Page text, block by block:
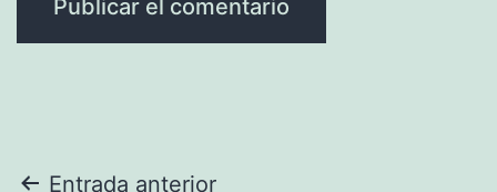
Entrada anterior